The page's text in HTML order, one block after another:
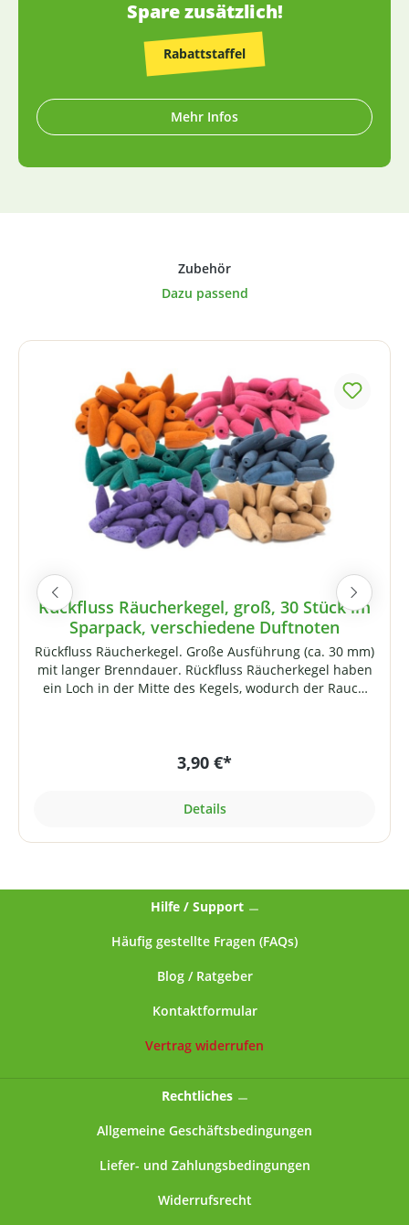
Spare zusätzlich!
Rabattstaffel
Mehr Infos
Produktgalerie überspringen
Rückfluss Räucherkegel, groß, 30 Stück im
Sparpack, verschiedene Duftnoten
Rückfluss Räucherkegel. Große Ausführung (ca. 30 mm)
mit langer Brenndauer. Rückfluss Räucherkegel haben
ein Loch in der Mitte des Kegels, wodurch der Rauch
(ohne unerwünschte Zusätze) werden frisch vermahlen
verpackt. Optimaler Effekt bei Verwendung in
3,90 €*
Details
Hilfe / Support
Häufig gestellte Fragen (FAQs)
Blog / Ratgeber
Kontaktformular
Vertrag widerrufen
Rechtliches
Allgemeine Geschäftsbedingungen
Liefer- und Zahlungsbedingungen
Widerrufsrecht